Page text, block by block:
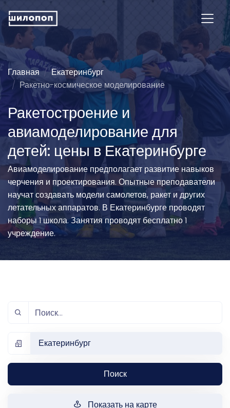
Главная
Екатеринбург
Ракетно-космическое моделирование
Ракетостроение и
авиамоделирование для
детей: цены в Екатеринбурге
Авиамоделирование предполагает развитие навыков
черчения и проектирования. Опытные преподаватели
научат создавать модели самолетов, ракет и других
летательных аппаратов. В Екатеринбурге проводят
наборы 1 школа. Занятия проводят бесплатно 1
учреждение.
Екатеринбург
Поиск
Показать на карте